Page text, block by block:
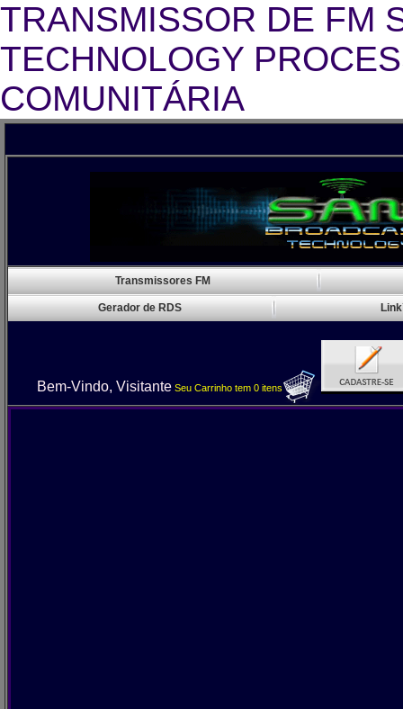
TRANSMISSOR DE FM
TECHNOLOGY
COMUNITÁRIA
Transmissores FM
Gerador de RDS
Bem-Vindo, Visitante Seu Carrinho tem 0 itens